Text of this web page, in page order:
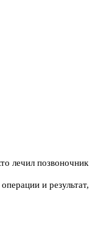
лечил позвоночник
и результат,